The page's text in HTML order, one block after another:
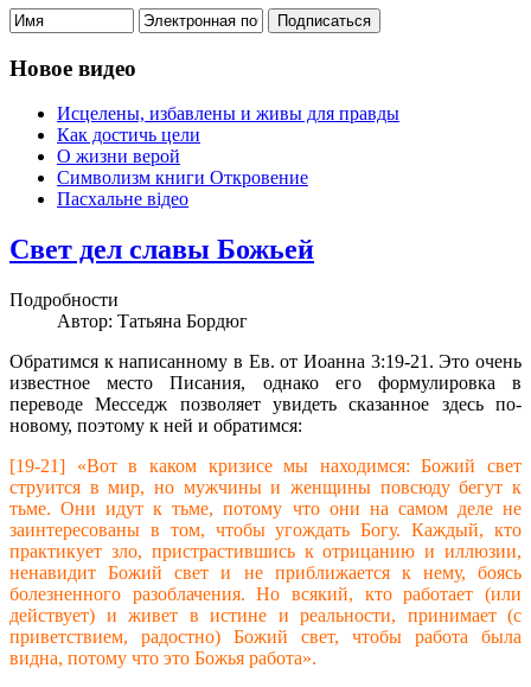
Новое видео
Исцелены, избавлены и живы для правды
Как достичь цели
О жизни верой
Символизм книги Откровение
Пасхальне відео
Свет дел славы Божьей
Подробности
Автор: Татьяна Бордюг
Обратимся к написанному в Ев. от Иоанна 3:19-21. Это очень
известное место Писания, однако его формулировка в
переводе Месседж позволяет увидеть сказанное здесь по-
новому, поэтому к ней и обратимся:
[19-21] «Вот в каком кризисе мы находимся: Божий свет
струится в мир, но мужчины и женщины повсюду бегут к
тьме. Они идут к тьме, потому что они на самом деле не
заинтересованы в том, чтобы угождать Богу. Каждый, кто
практикует зло, пристрастившись к отрицанию и иллюзии,
ненавидит Божий свет и не приближается к нему, боясь
болезненного разоблачения. Но всякий, кто работает (или
действует) и живет в истине и реальности, принимает (с
приветствием, радостно) Божий свет, чтобы работа была
видна, потому что это Божья работа».